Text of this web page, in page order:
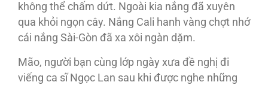
không thể chấm dứt. Ngoài kia nắng đã xuyên
qua khỏi ngọn cây. Nắng Cali hanh vàng chợt nhớ
cái nắng Sài-Gòn đã xa xôi ngàn dặm.
Mão, người bạn cùng lớp ngày xưa đề nghị đi
viếng ca sĩ Ngọc Lan sau khi được nghe những